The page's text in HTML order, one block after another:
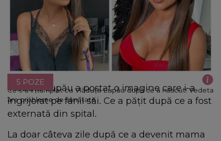
Ce s-a întâmplat cu Vlăduța Lupău după ce a născut! Vedeta
are probleme de sănătate
5 POZE
Vlăduța Lupău a postat o imagine care i-a
îngrijorat pe fanii săi. Ce a pățit după ce a fost
externată din spital.
La doar câteva zile după ce a devenit mama